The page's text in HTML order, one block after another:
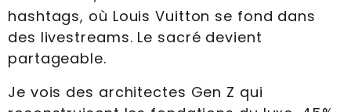
hashtags, où Louis Vuitton se fond dans
des livestreams. Le sacré devient
partageable.
Je vois des architectes Gen Z qui